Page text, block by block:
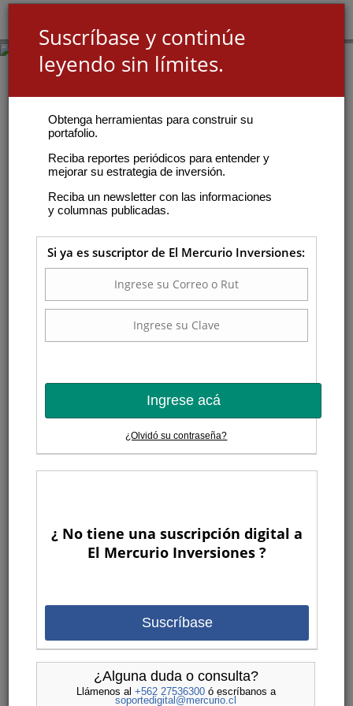
Suscríbase y continúe
leyendo sin límites.
Obtenga herramientas para construir su
portafolio.
Reciba reportes periódicos para entender y
mejorar su estrategia de inversión.
Reciba un newsletter con las informaciones
y columnas publicadas.
Si ya es suscriptor de El Mercurio Inversiones:
Ingrese acá
¿Olvidó su contraseña?
¿ No tiene una suscripción digital a
El Mercurio Inversiones ?
Suscríbase
¿Alguna duda o consulta?
Llámenos al +562 27536300ó escríbanos a
soportedigital@mercurio.cl